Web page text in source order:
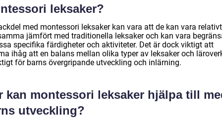
leksaker?
med montessori leksaker kan vara att de kan vara relativt
jämfört med traditionella leksaker och kan vara
specifika färdigheter och aktiviteter. Det är dock viktigt att
ihåg att en balans mellan olika typer av leksaker och
för barns övergripande utveckling och inlärning.
kan montessori leksaker hjälpa till
utveckling?